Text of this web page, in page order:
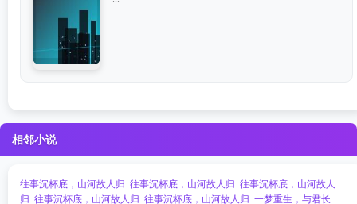
相邻小说
往事沉杯底，山河故人归 往事沉杯底，山河故人归 往事沉杯底，山河故人
归 往事沉杯底，山河故人归 往事沉杯底，山河故人归 一梦重生，与君长